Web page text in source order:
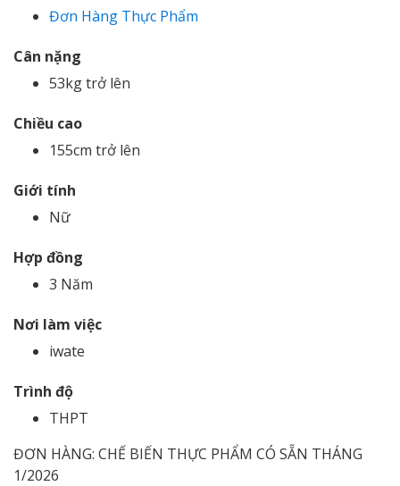
Đơn Hàng Thực Phẩm
Cân nặng
53kg trở lên
Chiều cao
155cm trở lên
Giới tính
Nữ
Hợp đồng
3 Năm
Nơi làm việc
iwate
Trình độ
THPT
ĐƠN HÀNG: CHẾ BIẾN THỰC PHẨM CÓ SẴN THÁNG
1/2026